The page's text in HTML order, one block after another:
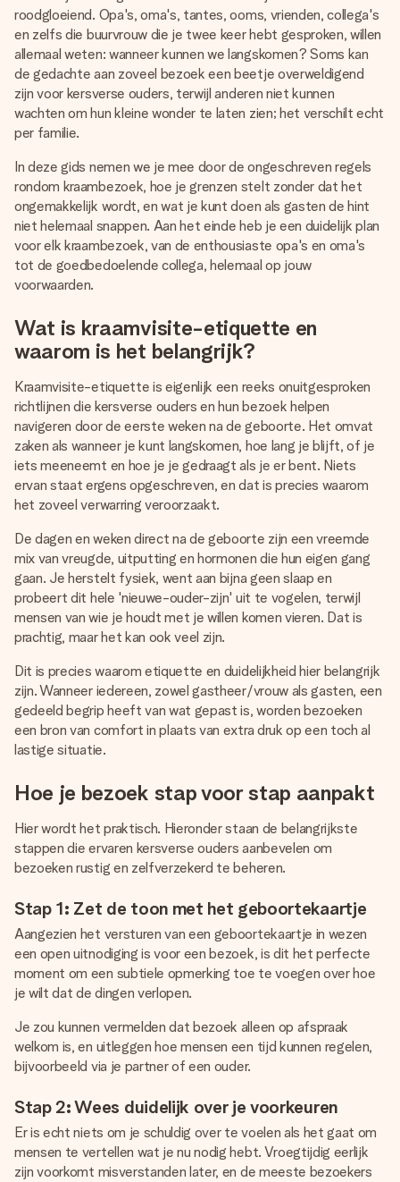
jullie foto of een boodschap die raakt. Zonder gedoe, maar
met alle aandacht voor het moment.
roodgloeiend. Opa's, oma's, tantes, ooms, vrienden, collega's
en zelfs die buurvrouw die je twee keer hebt gesproken, willen
allemaal weten: wanneer kunnen we langskomen? Soms kan
de gedachte aan zoveel bezoek een beetje overweldigend
zijn voor kersverse ouders, terwijl anderen niet kunnen
wachten om hun kleine wonder te laten zien; het verschilt echt
per familie.
In deze gids nemen we je mee door de ongeschreven regels
rondom kraambezoek, hoe je grenzen stelt zonder dat het
ongemakkelijk wordt, en wat je kunt doen als gasten de hint
niet helemaal snappen. Aan het einde heb je een duidelijk plan
voor elk kraambezoek, van de enthousiaste opa's en oma's
tot de goedbedoelende collega, helemaal op jouw
voorwaarden.
Wat is kraamvisite-etiquette en
waarom is het belangrijk?
Kraamvisite-etiquette is eigenlijk een reeks onuitgesproken
richtlijnen die kersverse ouders en hun bezoek helpen
navigeren door de eerste weken na de geboorte. Het omvat
zaken als wanneer je kunt langskomen, hoe lang je blijft, of je
iets meeneemt en hoe je je gedraagt als je er bent. Niets
ervan staat ergens opgeschreven, en dat is precies waarom
het zoveel verwarring veroorzaakt.
De dagen en weken direct na de geboorte zijn een vreemde
mix van vreugde, uitputting en hormonen die hun eigen gang
gaan. Je herstelt fysiek, went aan bijna geen slaap en
probeert dit hele 'nieuwe-ouder-zijn' uit te vogelen, terwijl
mensen van wie je houdt met je willen komen vieren. Dat is
prachtig, maar het kan ook veel zijn.
Dit is precies waarom etiquette en duidelijkheid hier belangrijk
zijn. Wanneer iedereen, zowel gastheer/vrouw als gasten, een
gedeeld begrip heeft van wat gepast is, worden bezoeken
een bron van comfort in plaats van extra druk op een toch al
lastige situatie.
Hoe je bezoek stap voor stap aanpakt
Hier wordt het praktisch. Hieronder staan de belangrijkste
stappen die ervaren kersverse ouders aanbevelen om
bezoeken rustig en zelfverzekerd te beheren.
Stap 1: Zet de toon met het geboortekaartje
Aangezien het versturen van een geboortekaartje in wezen
een open uitnodiging is voor een bezoek, is dit het perfecte
moment om een subtiele opmerking toe te voegen over hoe
je wilt dat de dingen verlopen.
Je zou kunnen vermelden dat bezoek alleen op afspraak
welkom is, en uitleggen hoe mensen een tijd kunnen regelen,
bijvoorbeeld via je partner of een ouder.
Stap 2: Wees duidelijk over je voorkeuren
Er is echt niets om je schuldig over te voelen als het gaat om
mensen te vertellen wat je nu nodig hebt. Vroegtijdig eerlijk
zijn voorkomt misverstanden later, en de meeste bezoekers